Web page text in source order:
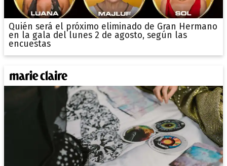
Quién será el próximo eliminado de Gran Hermano
en la gala del lunes 2 de agosto, según las
encuestas